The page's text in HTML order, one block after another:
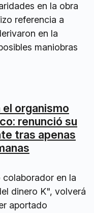
en la obra
referencia a
en la
maniobras
el organismo
renunció su
tras apenas
colaborador en la
dinero K", volverá
aportado